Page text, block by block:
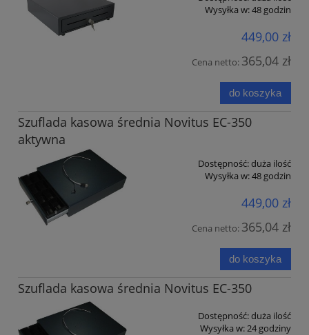
Wysyłka w:48 godzin
449,00 zł
Cena netto: 365,04 zł
do koszyka
Szuflada kasowa średnia Novitus EC-350
aktywna
Dostępność:duża ilość
Wysyłka w:48 godzin
449,00 zł
Cena netto: 365,04 zł
do koszyka
Szuflada kasowa średnia Novitus EC-350
Dostępność:duża ilość
Wysyłka w:24 godziny